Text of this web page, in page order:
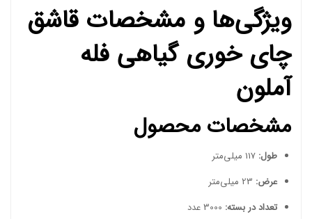
ویژگی‌ها و مشخصات قاشق
چای خوری گیاهی فله
آملون
مشخصات محصول
طول:
عرض:
تعداد در بسته: